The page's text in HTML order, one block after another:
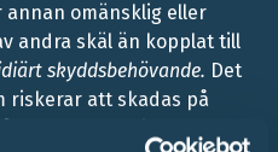
omänsklig eller
andra skäl än kopplat till
skyddsbehövande. Det
riskerar att skadas på